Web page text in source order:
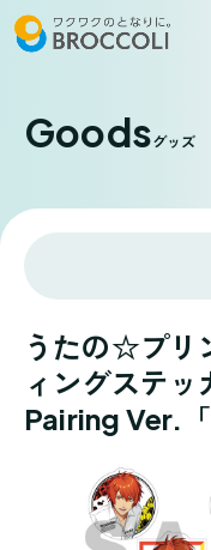
Goodsグッズ
うたの☆プリ
ィングステ
Pairing Ver.